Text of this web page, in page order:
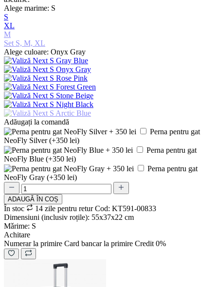
Alege marime: S
S
XL
M
Set S, M, XL
Alege culoare: Onyx Gray
Adăugați la comandă
Perna pentru gat
NeoFly Silver (+350 lei)
Perna pentru gat
NeoFly Blue (+350 lei)
Perna pentru gat
NeoFly Gray (+350 lei)
ADAUGǍ ÎN COȘ
În stoc 14 zile pentru returCod: KT591-00833
Dimensiuni (inclusiv roțile): 55х37х22 cm
Mǎrime: S
Achitare
Numerar la primire Card bancar la primire Credit 0%